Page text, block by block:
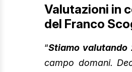
Valutazioni in
del Franco
“Stiamo valutando
campo domani.